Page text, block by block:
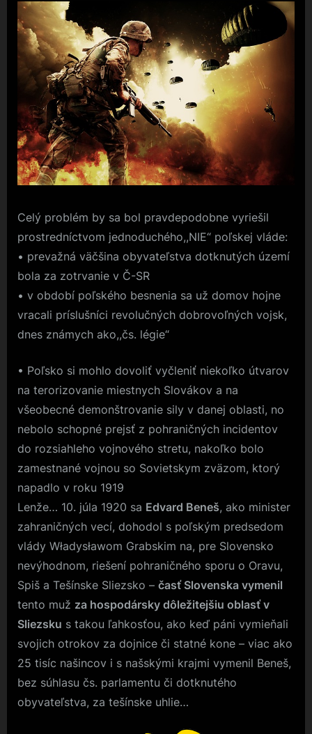
Celý problém by sa bol pravdepodobne vyriešil
prostredníctvom jednoduchého,,NIE“ poľskej vláde:
• prevažná väčšina obyvateľstva dotknutých území
bola za zotrvanie v Č-SR
• v období poľského besnenia sa už domov hojne
vracali príslušníci revolučných dobrovoľných vojsk,
dnes známych ako,,čs. légie“
• Poľsko si mohlo dovoliť vyčleniť niekoľko útvarov
na terorizovanie miestnych Slovákov a na
všeobecné demonštrovanie sily v danej oblasti, no
nebolo schopné prejsť z pohraničných incidentov
do rozsiahleho vojnového stretu, nakoľko bolo
zamestnané vojnou so Sovietskym zväzom, ktorý
napadlo v roku 1919
Lenže… 10. júla 1920 sa Edvard Beneš, ako minister
zahraničných vecí, dohodol s poľským predsedom
vlády Władysławom Grabskim na, pre Slovensko
nevýhodnom, riešení pohraničného sporu o Oravu,
Spiš a Tešínske Sliezsko – časť Slovenska vymenil
tento muž za hospodársky dôležitejšiu oblasť v
Sliezsku s takou ľahkosťou, ako keď páni vymieňali
svojich otrokov za dojnice či statné kone – viac ako
25 tisíc našincov i s našskými krajmi vymenil Beneš,
bez súhlasu čs. parlamentu či dotknutého
obyvateľstva, za tešínske uhlie…